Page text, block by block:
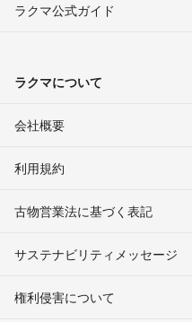
ラクマ公式ガイド
ラクマについて
会社概要
利用規約
古物営業法に基づく表記
サステナビリティメッセージ
権利侵害について